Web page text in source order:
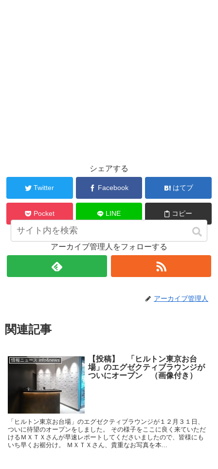
シェアする
Twitter Facebook はてブ
Pocket LINE コピー
アーカイブ管理人をフォローする
アーカイブ管理人
関連記事
情報ニュース info&news
【投稿】 「ヒルトン東京お台
場」のエグゼクティブラウンジが
ついにオープン （画像付き）
「ヒルトン東京お台場」のエグゼクティブラウンジが１２月３１日、
ついに待望のオープンをしました。 その様子をここに良く来ていただ
けるＭＸＴＸさんが早速レポートしてくださいましたので、皆様にも
いち早くお裾分け。 ＭＸＴＸさん、貴重なお写真を本...